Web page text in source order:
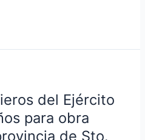
del Ejército
para obra
de Sto.